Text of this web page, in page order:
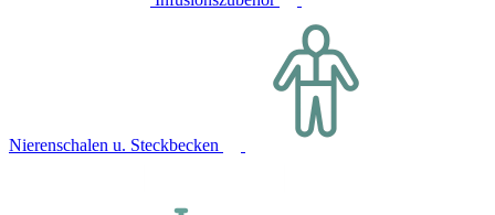
Nierenschalen u. Steckbecken